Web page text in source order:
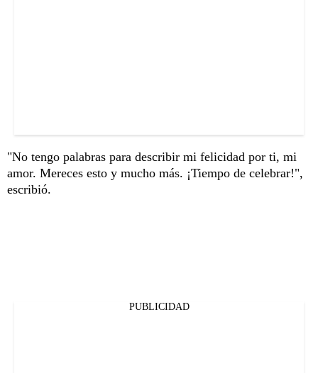
"No tengo palabras para describir mi felicidad por ti, mi
amor. Mereces esto y mucho más. ¡Tiempo de celebrar!",
escribió.
PUBLICIDAD